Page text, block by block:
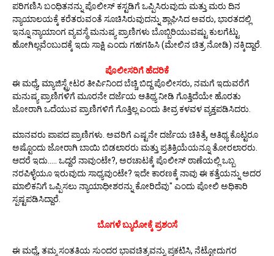
ಪರಿಗಣಿಸಿ ಬಂಧಿತನನ್ನು ಪೊಲೀಸ್ ಕಸ್ಟಡಿಗೆ ಒಪ್ಪಿಸಿರುವುದು ಮತ್ತು ಮರು ದಿನ
ನ್ಯಾಯಾಲಯಕ್ಕೆ ಕರೆತರುವಂತೆ ಸೂಚಿಸಿರುವುದನ್ನು ಶ್ಲಾಘಿಸಿದ ಅವರು, ಭಾರತದಲ್ಲಿ
ಇನ್ನೂ ನ್ಯಾಯಾಂಗ ವ್ಯವಸ್ಥೆ ಮನುಷ್ಯ ಪ್ರಾಣಿಗಳು ಬೊಬ್ಬಿರಿಯುವಷ್ಟು ಕುಲಗೆಟ್ಟು
ಹೋಗಿಲ್ಲವೆಂಬುದಕ್ಕೆ ಇದು ಸಾಕ್ಷಿ ಎಂದು ಗಹಗಹಿಸಿ (ಮೇಲಿನ ಚಿತ್ರ ನೋಡಿ) ನಕ್ಕಿದ್ದಾರೆ.
ಪೊಲೀಸರಿಗೆ ಹೆದರಿಕೆ
ಈ ಮಧ್ಯೆ, ಮ್ಯಾಜಿಸ್ಟ್ರೇಟರ ತೀರ್ಪಿನಿಂದ ಬೆಚ್ಚಿ ಬಿದ್ದ ಪೊಲೀಸರು, ನಮಗೆ ಇದುವರೆಗೆ
ಮನುಷ್ಯ ಪ್ರಾಣಿಗಳಿಗೆ ಮೂರನೇ ದರ್ಜೆಯ ಆತಿಥ್ಯ ನೀಡಿ ಗೊತ್ತಿದೆಯೇ ಹೊರತು
ಜೋರಾಗಿ ಒದೆಯುವ ಪ್ರಾಣಿಗಳಿಗೆ ಗೊತ್ತಿಲ್ಲ ಎಂದು ತೀವ್ರ ಕಳವಳ ವ್ಯಕ್ತಪಡಿಸಿದರು.
ಮಾನವರು ಪಾಪದ ಪ್ರಾಣಿಗಳು. ಅವರಿಗೆ ಎಷ್ಟನೇ ದರ್ಜೆಯ ಚಿಕಿತ್ಸೆ, ಆತಿಥ್ಯ ಕೊಟ್ಟರೂ
ಅಷ್ಟೊಂದು ಜೋರಾಗಿ ಬಾಯಿ ಬಿಡಲಾರರು ಮತ್ತು ಪ್ರತಿಕ್ರಿಯೆಯನ್ನೂ ತೋರಲಾರರು.
ಆದರೆ ಇದು..... ಒದ್ದರೆ ನಾವುಂಟೇ?, ಅರಚಾಟಕ್ಕೆ ಪೊಲೀಸ್ ಠಾಣೆಯಲ್ಲಿ ಒಬ್ಬ
ನರಪಿಳ್ಳೆಯೂ ಇರುವುದು ಸಾಧ್ಯವುಂಟೇ? ಇದೇ ಕಾರಣಕ್ಕೆ ನಾವು ಈ ಕತ್ತೆಯನ್ನು ಅದರ
ಮಾಲಿಕನಿಗೆ ಒಪ್ಪಿಸಲು ನ್ಯಾಯಾಧೀಶರನ್ನು ಕೋರಿದೆವು" ಎಂದು ಪೋಲಿ ಅಧಿಕಾರಿ
ಸ್ಪಷ್ಟಪಡಿಸಿದ್ದಾರೆ.
ಬೊಗಳೆ ಬ್ಯುರೋಕ್ಕೆ ಪ್ರಶಂಸೆ
ಈ ಮಧ್ಯೆ, ತಮ್ಮ ಸಂತತಿಯ ಸುಂದರ ಭಾವಚಿತ್ರವನ್ನು ಪ್ರಕಟಿಸಿ, ನೆಟ್ಟೋದುಗರ